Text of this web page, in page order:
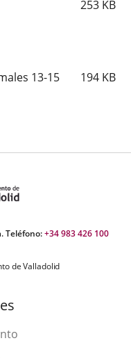
253 KB
13-15 194 KB
Teléfono:+34 983 426 100
de Valladolid